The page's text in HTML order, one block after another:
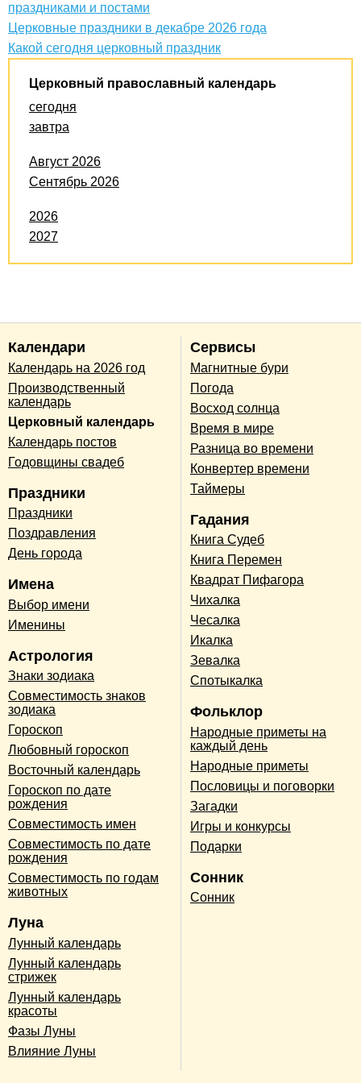
праздниками и постами
Церковные праздники в декабре 2026 года
Какой сегодня церковный праздник
Церковный православный календарь
сегодня
завтра
Август 2026
Сентябрь 2026
2026
2027
Календари
Календарь на 2026 год
Производственный
календарь
Церковный календарь
Календарь постов
Годовщины свадеб
Праздники
Праздники
Поздравления
День города
Имена
Выбор имени
Именины
Астрология
Знаки зодиака
Совместимость знаков
зодиака
Гороскоп
Любовный гороскоп
Восточный календарь
Гороскоп по дате
рождения
Совместимость имен
Совместимость по дате
рождения
Совместимость по годам
животных
Луна
Лунный календарь
Лунный календарь
стрижек
Лунный календарь
красоты
Фазы Луны
Влияние Луны
Сервисы
Магнитные бури
Погода
Восход солнца
Время в мире
Разница во времени
Конвертер времени
Таймеры
Гадания
Книга Судеб
Книга Перемен
Квадрат Пифагора
Чихалка
Чесалка
Икалка
Зевалка
Спотыкалка
Фольклор
Народные приметы на
каждый день
Народные приметы
Пословицы и поговорки
Загадки
Игры и конкурсы
Подарки
Сонник
Сонник